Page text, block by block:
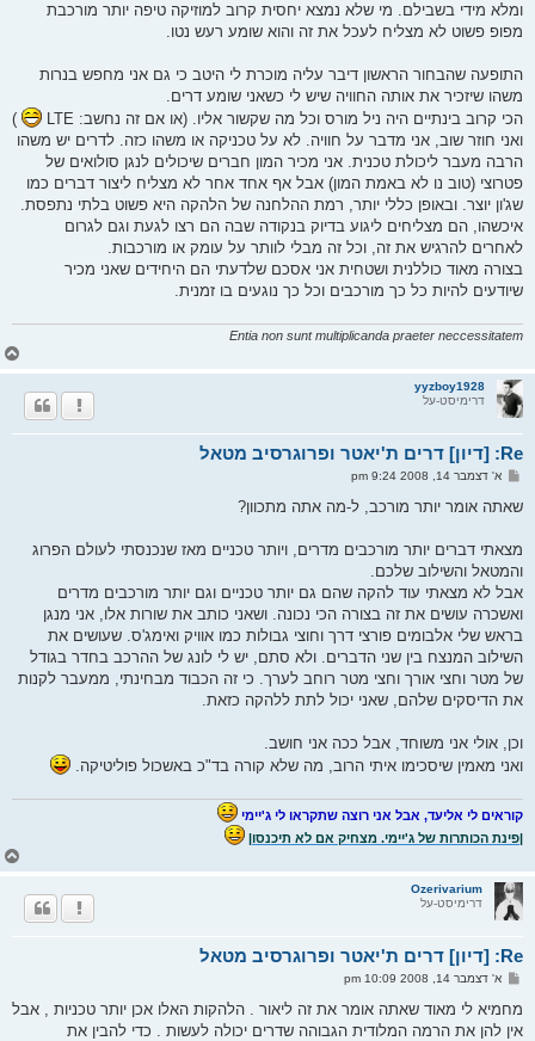
ה
ומלא מידי בשבילם. מי שלא נמצא יחסית קרוב למוזיקה טיפה יותר מורכבת
מפופ פשוט לא מצליח לעכל את זה והוא שומע רעש נטו.
התופעה שהבחור הראשון דיבר עליה מוכרת לי היטב כי גם אני מחפש בנרות
משהו שיזכיר את אותה החוויה שיש לי כשאני שומע דרים.
הכי קרוב בינתיים היה ניל מורס וכל מה שקשור אליו. (או אם זה נחשב: LTE
)
ואני חוזר שוב, אני מדבר על חוויה. לא על טכניקה או משהו כזה. לדרים יש משהו
הרבה מעבר ליכולת טכנית. אני מכיר המון חברים שיכולים לנגן סולואים של
פטרוצי (טוב נו לא באמת המון) אבל אף אחד אחר לא מצליח ליצור דברים כמו
שג'ון יוצר. ובאופן כללי יותר, רמת ההלחנה של הלהקה היא פשוט בלתי נתפסת.
איכשהו, הם מצליחים ליגוע בדיוק בנקודה שבה הם רצו לגעת וגם לגרום
לאחרים להרגיש את זה, וכל זה מבלי לוותר על עומק או מורכבות.
בצורה מאוד כוללנית ושטחית אני אסכם שלדעתי הם היחידים שאני מכיר
שיודעים להיות כל כך מורכבים וכל כך נוגעים בו זמנית.
Entia non sunt multiplicanda praeter neccessitatem
yyzboy1928
דרימיסט-על
Re: [דיון] דרים ת'יאטר ופרוגרסיב מטאל
ש
י
א' דצמבר 14, 2008 9:24 pm
שאתה אומר יותר מורכב, ל-מה אתה מתכוון?
מצאתי דברים יותר מורכבים מדרים, ויותר טכניים מאז שנכנסתי לעולם הפרוג
והמטאל והשילוב שלכם.
אבל לא מצאתי עוד להקה שהם גם יותר טכניים וגם יותר מורכבים מדרים
ואשכרה עושים את זה בצורה הכי נכונה. ושאני כותב את שורות אלו, אני מנגן
בראש שלי אלבומים פורצי דרך וחוצי גבולות כמו אוויק ואימג'ס. שעושים את
השילוב המנצח בין שני הדברים. ולא סתם, יש לי לונג של ההרכב בחדר בגודל
של מטר וחצי אורך וחצי מטר רוחב לערך. כי זה הכבוד מבחינתי, ממעבר לקנות
את הדיסקים שלהם, שאני יכול לתת ללהקה כזאת.
וכן, אולי אני משוחד, אבל ככה אני חושב.
ואני מאמין שיסכימו איתי הרוב, מה שלא קורה בד"כ באשכול פוליטיקה.
קוראים לי אליעד, אבל אני רוצה שתקראו לי ג'יימי
|פינת הכותרות של ג'יימי. מצחיק אם לא תיכנסו|
ז
Ozerivarium
דרימיסט-על
Re: [דיון] דרים ת'יאטר ופרוגרסיב מטאל
י
ה
א' דצמבר 14, 2008 10:09 pm
מחמיא לי מאוד שאתה אומר את זה ליאור . הלהקות האלו אכן יותר טכניות , אבל
אין להן את הרמה המלודית הגבוהה שדרים יכולה לעשות . כדי להבין את